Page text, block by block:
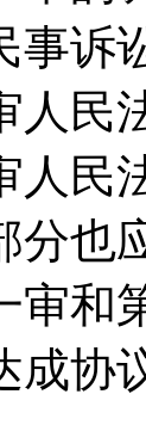
事诉
人民
人民
分也
审和
成协